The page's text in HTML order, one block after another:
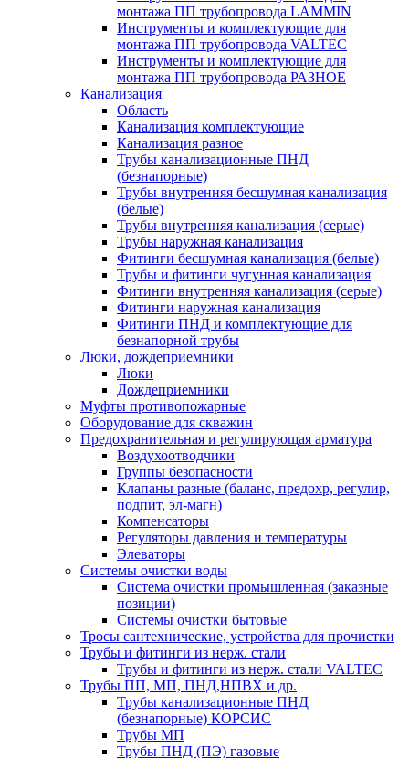
монтажа ПП трубопровода LAMMIN
Инструменты и комплектующие для
монтажа ПП трубопровода VALTEC
Инструменты и комплектующие для
монтажа ПП трубопровода РАЗНОЕ
Канализация
Область
Канализация комплектующие
Канализация разное
Трубы канализационные ПНД
(безнапорные)
Трубы внутренняя бесшумная канализация
(белые)
Трубы внутренняя канализация (серые)
Трубы наружная канализация
Фитинги бесшумная канализация (белые)
Трубы и фитинги чугунная канализация
Фитинги внутренняя канализация (серые)
Фитинги наружная канализация
Фитинги ПНД и комплектующие для
безнапорной трубы
Люки, дождеприемники
Люки
Дождеприемники
Муфты противопожарные
Оборудование для скважин
Предохранительная и регулирующая арматура
Воздухоотводчики
Группы безопасности
Клапаны разные (баланс, предохр, регулир,
подпит, эл-магн)
Компенсаторы
Регуляторы давления и температуры
Элеваторы
Системы очистки воды
Система очистки промышленная (заказные
позиции)
Системы очистки бытовые
Тросы сантехнические, устройства для прочистки
Трубы и фитинги из нерж. стали
Трубы и фитинги из нерж. стали VALTEC
Трубы ПП, МП, ПНД,НПВХ и др.
Трубы канализационные ПНД
(безнапорные) КОРСИС
Трубы МП
Трубы ПНД (ПЭ) газовые